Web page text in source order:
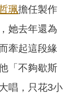
珮擔任製作
她去年還為
牽起這段緣
「不夠歇斯
唱，只花3小